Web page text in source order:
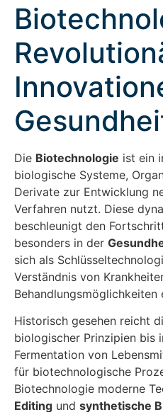
Die Biotechnologie ist ein
biologische Systeme,
Derivate zur Entwicklung
Verfahren nutzt. Diese
beschleunigt den
besonders in der
sich als
Verständnis von
Behandlungsmöglichkeiten
Historisch gesehen reicht
biologischer Prinzipien bis
Fermentation von
für biotechnologische
Biotechnologie moderne
Editing und synthetische